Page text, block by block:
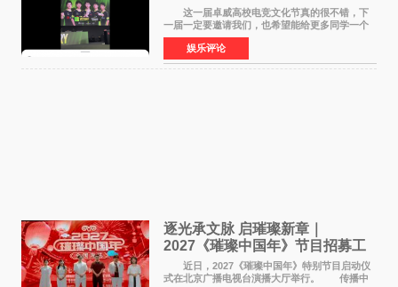
这一届卓威高校电竞文化节真的很不错，下
一届一定要邀请我们，也希望能给更多同学一个
来到现场的机会。 2026卓威高校电竞文化节
已经落下帷幕，在活动结束后，仍有不少高校电
竞社负责人和现
娱乐评论
逐光承文脉 启璀璨新章｜
2027《璀璨中国年》节目招募工
作圆满启动
近日，2027《璀璨中国年》特别节目启动仪
式在北京广播电视台演播大厅举行。 传播中